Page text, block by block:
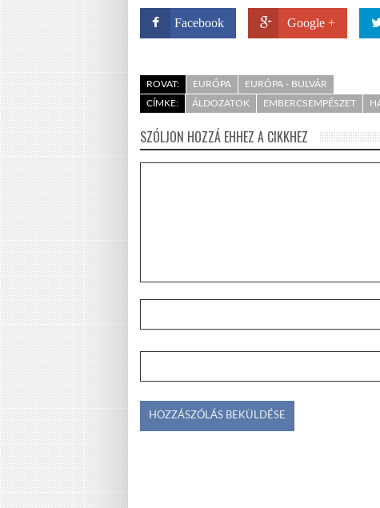
Facebook Google +
ROVAT: EURÓPA
EURÓPA - BULVÁR
CÍMKE:
ÁLDOZATOK EMBERCSEMPÉSZET
SZÓLJON HOZZÁ EHHEZ A CIKKHEZ